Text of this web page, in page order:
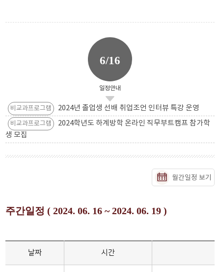
6/16
일정안내
비교과프로그램 2024년 졸업생 선배 취업조언 인터뷰 특강 운영
비교과프로그램
2024학년도 하계방학 온라인 직무부트캠프 참가학
생 모집
월간일정 보기
주간일정 ( 2024. 06. 16 ~ 2024. 06. 19 )
날짜 시간